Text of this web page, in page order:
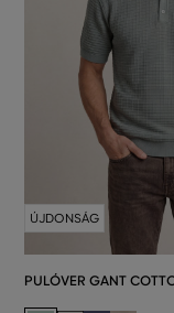
ÚJDONSÁG
PULÓVER GANT